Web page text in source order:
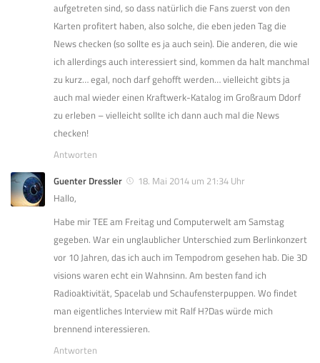
aufgetreten sind, so dass natürlich die Fans zuerst von den
Karten profitert haben, also solche, die eben jeden Tag die
News checken (so sollte es ja auch sein). Die anderen, die wie
ich allerdings auch interessiert sind, kommen da halt manchmal
zu kurz… egal, noch darf gehofft werden… vielleicht gibts ja
auch mal wieder einen Kraftwerk-Katalog im Großraum Ddorf
zu erleben – vielleicht sollte ich dann auch mal die News
checken!
Antworten
Guenter Dressler
18. Mai 2014 um 21:34 Uhr
Hallo,
Habe mir TEE am Freitag und Computerwelt am Samstag
gegeben. War ein unglaublicher Unterschied zum Berlinkonzert
vor 10 Jahren, das ich auch im Tempodrom gesehen hab. Die 3D
visions waren echt ein Wahnsinn. Am besten fand ich
Radioaktivität, Spacelab und Schaufensterpuppen. Wo findet
man eigentliches Interview mit Ralf H?Das würde mich
brennend interessieren.
Antworten